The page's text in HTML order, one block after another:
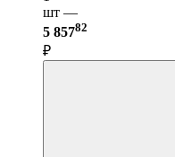
шт —
5 85782
₽